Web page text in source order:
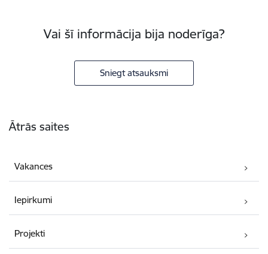
Vai šī informācija bija noderīga?
Sniegt atsauksmi
Ātrās saites
Vakances
Iepirkumi
Projekti